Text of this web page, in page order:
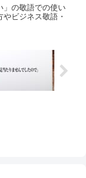
」の敬語での使い
ビジネス敬語・